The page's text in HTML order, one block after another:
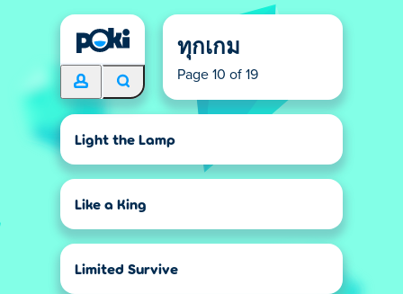
ทุกเกม
Page 10 of 19
Light the Lamp
Like a King
Limited Survive